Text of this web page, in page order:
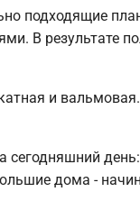
подходящие
В результате
и
дома -